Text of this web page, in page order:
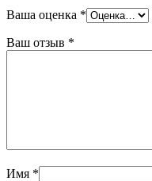
Ваша оценка *
Ваш отзыв *
Имя *